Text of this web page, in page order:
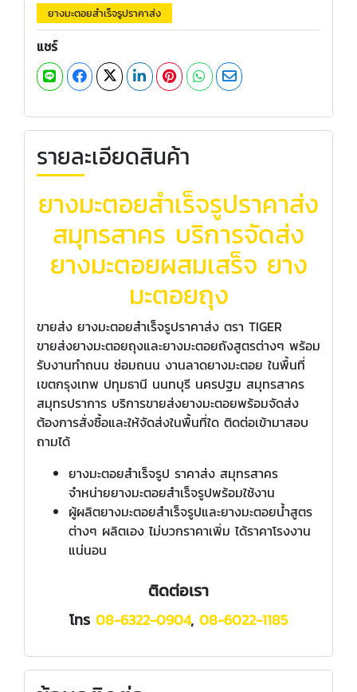
ยางมะตอยสำเร็จรูปราคาส่ง
แชร์
รายละเอียดสินค้า
ยางมะตอยสำเร็จรูปราคาส่ง
สมุทรสาคร บริการจัดส่ง
ยางมะตอยผสมเสร็จ ยาง
มะตอยถุง
ขายส่ง ยางมะตอยสำเร็จรูปราคาส่ง ตรา TIGER
ขายส่งยางมะตอยถุงและยางมะตอยถังสูตรต่างๆ พร้อม
รับงานทำถนน ซ่อมถนน งานลาดยางมะตอย ในพื้นที่
เขตกรุงเทพ ปทุมธานี นนทบุรี นครปฐม สมุทรสาคร
สมุทรปราการ บริการขายส่งยางมะตอยพร้อมจัดส่ง
ต้องการสั่งซื้อและให้จัดส่งในพื้นที่ใด ติดต่อเข้ามาสอบ
ถามได้
ยางมะตอยสำเร็จรูป ราคาส่ง สมุทรสาคร
จำหน่ายยางมะตอยสำเร็จรูปพร้อมใช้งาน
ผู้ผลิตยางมะตอยสำเร็จรูปและยางมะตอยน้ำสูตร
ต่างๆ ผลิตเอง ไม่บวกราคาเพิ่ม ได้ราคาโรงงาน
แน่นอน
ติดต่อเรา
โทร 08-6322-0904, 08-6022-1185